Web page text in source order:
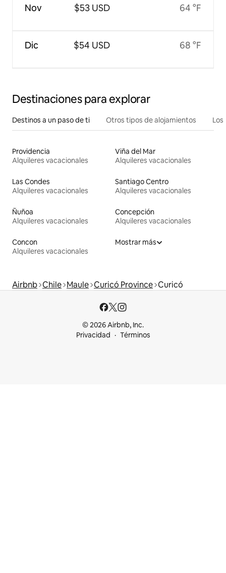
Nov
Dic
$53 USD
$54 USD
64 °F
68 °F
Destinaciones para explorar
Destinos a un paso de ti Otros tipos de alojamientos
Providencia
Alquileres vacacionales
Viña del Mar
Alquileres vacacionales
Las Condes
Alquileres vacacionales
Santiago Centro
Alquileres vacacionales
Ñuñoa
Alquileres vacacionales
Concepción
Alquileres vacacionales
Concon
Alquileres vacacionales
Mostrar más
Airbnb Chile Maule Curicó Province Curicó
© 2026 Airbnb, Inc.
Privacidad
Términos